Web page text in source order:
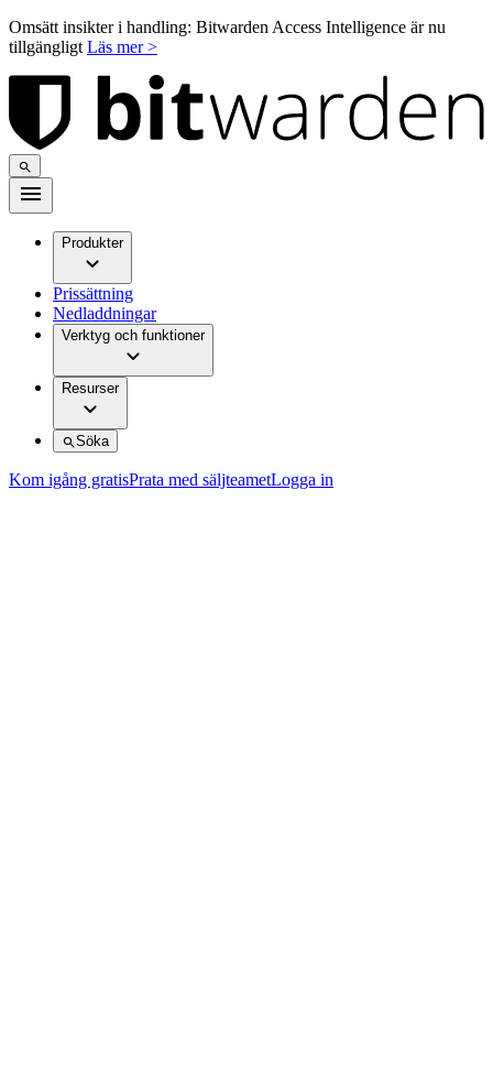
Omsätt insikter i handling: Bitwarden Access Intelligence är nu
tillgängligt Läs mer >
Produkter
Prissättning
Nedladdningar
Verktyg och funktioner
Resurser
Söka
Kom igång gratisPrata med säljteametLogga in